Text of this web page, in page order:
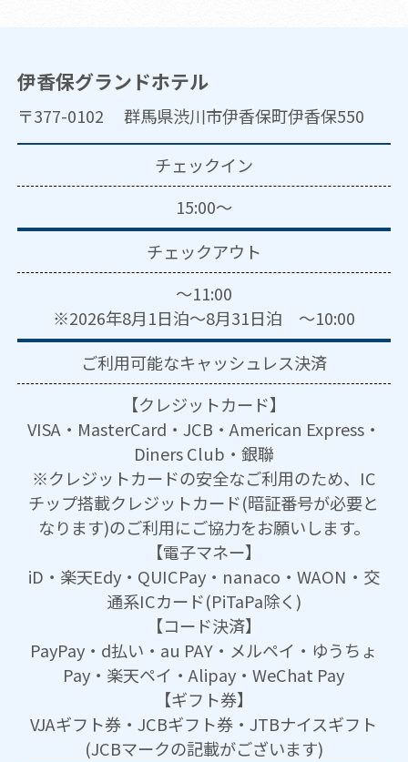
伊香保グランドホテル
〒377-0102 群馬県渋川市伊香保町伊香保550
チェックイン
15:00～
チェックアウト
～11:00
※2026年8月1日泊～8月31日泊 ～10:00
ご利用可能なキャッシュレス決済
【クレジットカード】
VISA・MasterCard・JCB・American Express・
Diners Club・銀聯
※クレジットカードの安全なご利用のため、IC
チップ搭載クレジットカード(暗証番号が必要と
なります)のご利用にご協力をお願いします。
【電子マネー】
iD・楽天Edy・QUICPay・nanaco・WAON・交
通系ICカード(PiTaPa除く)
【コード決済】
PayPay・d払い・au PAY・メルペイ・ゆうちょ
Pay・楽天ペイ・Alipay・WeChat Pay
【ギフト券】
VJAギフト券・JCBギフト券・JTBナイスギフト
(JCBマークの記載がございます)